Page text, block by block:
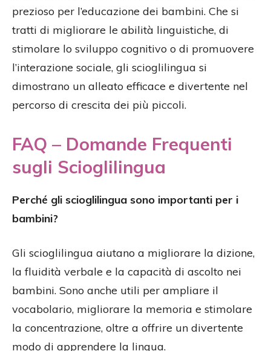
prezioso per l’educazione dei bambini. Che si
tratti di migliorare le abilità linguistiche, di
stimolare lo sviluppo cognitivo o di promuovere
l’interazione sociale, gli scioglilingua si
dimostrano un alleato efficace e divertente nel
percorso di crescita dei più piccoli.
FAQ – Domande Frequenti
sugli Scioglilingua
Perché gli scioglilingua sono importanti per i
bambini?
Gli scioglilingua aiutano a migliorare la dizione,
la fluidità verbale e la capacità di ascolto nei
bambini. Sono anche utili per ampliare il
vocabolario, migliorare la memoria e stimolare
la concentrazione, oltre a offrire un divertente
modo di apprendere la lingua.